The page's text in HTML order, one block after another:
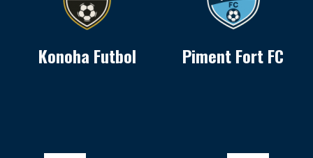
Konoha Futbol Piment Fort FC